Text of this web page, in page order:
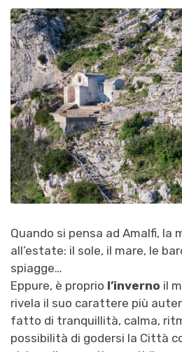
IL
MOMENTO
MIGLIORE
PER
SCOPRIRLA
Quando si pensa ad Amalfi, la
all’estate: il sole, il mare, le
spiagge…
Eppure, è proprio l’inverno il
rivela il suo carattere più
fatto di tranquillità, calma,
possibilità di godersi la Città